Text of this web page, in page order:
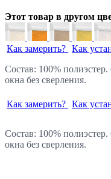
Этот товар в другом
Как замерить? Как
Состав: 100%
окна без сверления.
Как замерить? Как
Состав: 100%
окна без сверления.